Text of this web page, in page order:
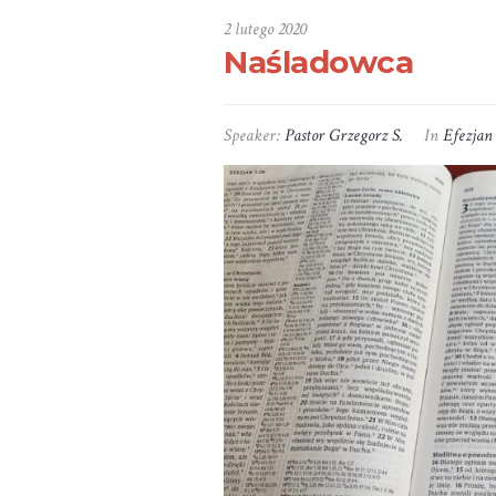
2 lutego 2020
Naśladowca
Speaker:Pastor Grzegorz S. InEfezjan